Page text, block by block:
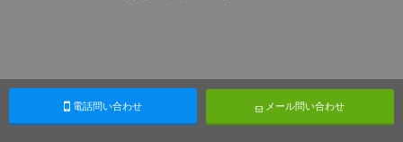
電話問い合わせ メール問い合わせ